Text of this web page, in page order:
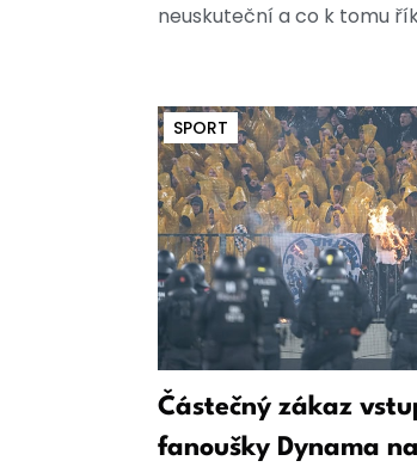
neuskuteční a co k tomu
SPORT
Částečný zákaz
fanoušky Dynama